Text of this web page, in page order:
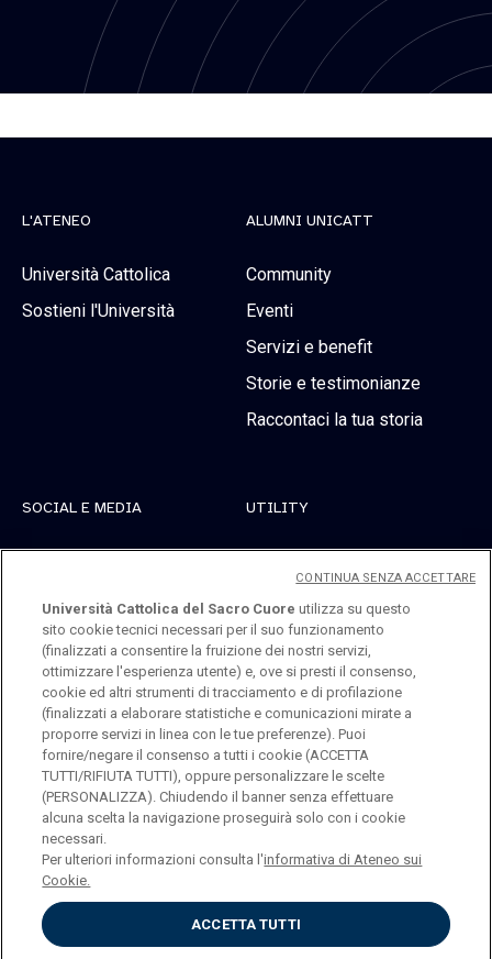
L'ATENEO
Università Cattolica
Sostieni l'Università
ALUMNI UNICATT
Community
Eventi
Servizi e benefit
Storie e testimonianze
Raccontaci la tua storia
SOCIAL E MEDIA
Instagram
Youtube
UTILITY
Università Cattolica del Sacro Cuore
Largo A. Gemelli, 1 - 20123 Milano
ENGLISH
Università Cattolica del Sacro Cuore utilizza su questo
sito cookie tecnici necessari per il suo funzionamento
(finalizzati a consentire la fruizione dei nostri servizi,
ottimizzare l'esperienza utente) e, ove si presti il consenso,
cookie ed altri strumenti di tracciamento e di profilazione
(finalizzati a elaborare statistiche e comunicazioni mirate a
proporre servizi in linea con le tue preferenze). Puoi
fornire/negare il consenso a tutti i cookie (ACCETTA
TUTTI/RIFIUTA TUTTI), oppure personalizzare le scelte
(PERSONALIZZA). Chiudendo il banner senza effettuare
alcuna scelta la navigazione proseguirà solo con i cookie
necessari.
Per ulteriori informazioni consulta l'informativa di Ateneo sui
Cookie.
ACCETTA TUTTI
CONTINUA SENZA ACCETTARE